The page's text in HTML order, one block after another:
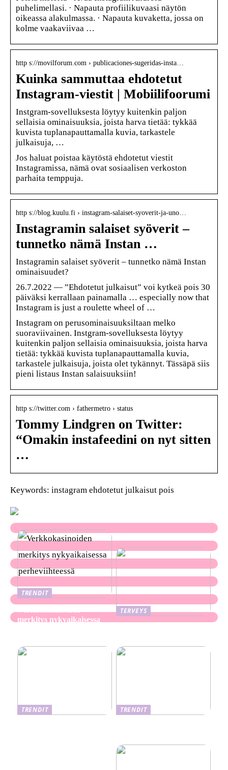
puhelimellasi. · Napauta profiilikuvaasi näytön
oikeassa alakulmassa. · Napauta kuvaketta, jossa on
kolme vaakaviivaa …
http s://movilforum.com › publicaciones-sugeridas-insta…
Kuinka sammuttaa ehdotetut
Instagram-viestit | Mobiilifoorumi
Instgram-sovelluksesta löytyy kuitenkin paljon
sellaisia ominaisuuksia, joista harva tietää: tykkää
kuvista tuplanapauttamalla kuvia, tarkastele
julkaisuja, …
Jos haluat poistaa käytöstä ehdotetut viestit
Instagramissa, nämä ovat sosiaalisen verkoston
parhaita temppuja.
http s://blog.kuulu.fi › instagram-salaiset-syoverit-ja-uno…
Instagramin salaiset syöverit –
tunnetko nämä Instan …
Instagramin salaiset syöverit – tunnetko nämä Instan
ominaisuudet?
26.7.2022 — ”Ehdotetut julkaisut” voi kytkeä pois 30
päiväksi kerrallaan painamalla … especially now that
Instagram is just a roulette wheel of …
Instagram on perusominaisuuksiltaan melko
suoraviivainen. Instgram-sovelluksesta löytyy
kuitenkin paljon sellaisia ominaisuuksia, joista harva
tietää: tykkää kuvista tuplanapauttamalla kuvia,
tarkastele julkaisuja, joista olet tykännyt. Tässäpä siis
pieni listaus Instan salaisuuksiin!
http s://twitter.com › fathermetro › status
Tommy Lindgren on Twitter:
“Omakin instafeedini on nyt sitten
…
Keywords: instagram ehdotetut julkaisut pois
TRENDIT
merkitys nykyaikaisessa
TERVEYS
TRENDIT
TRENDIT